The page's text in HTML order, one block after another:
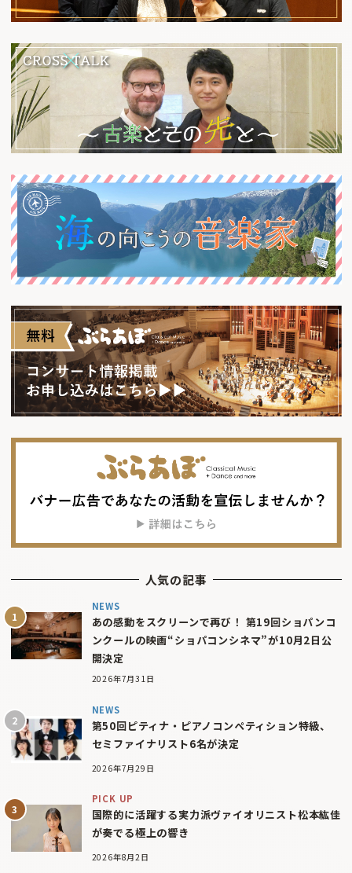
人気の記事
NEWS
あの感動をスクリーンで再び！ 第19回ショパンコ
ンクールの映画“ショパコンシネマ”が10月2日公
開決定
2026年7月31日
NEWS
第50回ピティナ・ピアノコンペティション特級、
セミファイナリスト6名が決定
2026年7月29日
PICK UP
国際的に活躍する実力派ヴァイオリニスト松本紘佳
が奏でる極上の響き
2026年8月2日